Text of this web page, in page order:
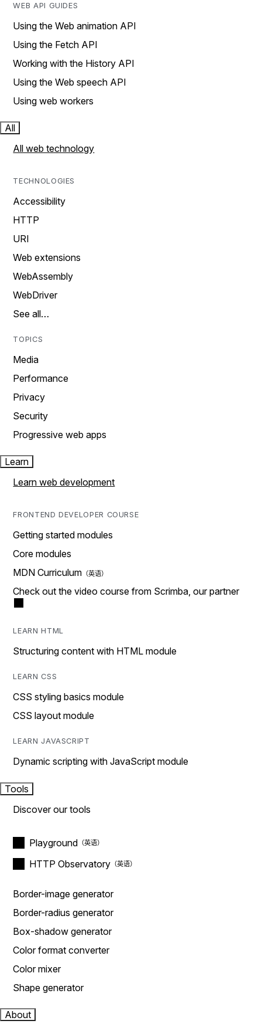
WEB API GUIDES
Using the Web animation API
Using the Fetch API
Working with the History API
Using the Web speech API
Using web workers
All
All web technology
TECHNOLOGIES
Accessibility
HTTP
URI
Web extensions
WebAssembly
WebDriver
See all…
TOPICS
Media
Performance
Privacy
Security
Progressive web apps
Learn
Learn web development
FRONTEND DEVELOPER COURSE
Getting started modules
Core modules
MDN Curriculum
Check out the video course from Scrimba, our partner
LEARN HTML
Structuring content with HTML module
LEARN CSS
CSS styling basics module
CSS layout module
LEARN JAVASCRIPT
Dynamic scripting with JavaScript module
Tools
Discover our tools
Playground
HTTP Observatory
Border-image generator
Border-radius generator
Box-shadow generator
Color format converter
Color mixer
Shape generator
About